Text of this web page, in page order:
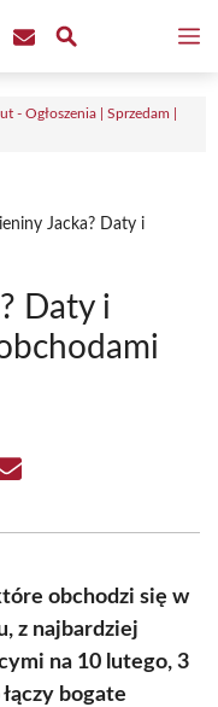
- Ogłoszenia | Sprzedam |
Jacka? Daty i
Daty i
Share
obchodzi się w
z najbardziej
na 10 lutego, 3
bogate